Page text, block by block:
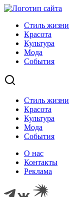
Стиль жизни
Красота
Культура
Мода
События
Стиль жизни
Красота
Культура
Мода
События
О нас
Контакты
Реклама